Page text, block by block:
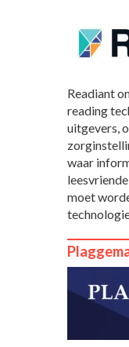
Readiant
reading
uitgevers,
waar
moet